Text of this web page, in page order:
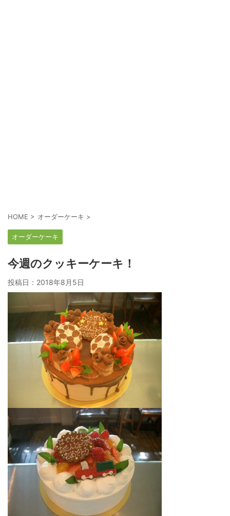
HOME > オーダーケーキ >
オーダーケーキ
今週のクッキーケーキ！
投稿日： 2018年8月5日